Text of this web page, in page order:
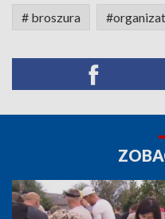
# broszura